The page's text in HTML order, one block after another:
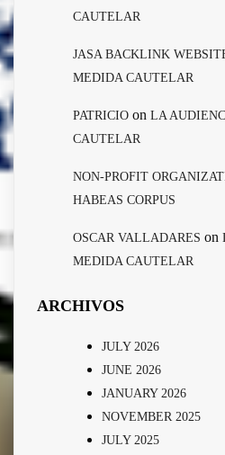
CAUTELAR
JASA BACKLINK
MEDIDA CAUTELAR
PATRICIO on LA
CAUTELAR
NON-PROFIT
HABEAS CORPUS
OSCAR VALLADARES on
MEDIDA CAUTELAR
ARCHIVOS
JULY 2026
JUNE 2026
JANUARY 2026
NOVEMBER 2025
JULY 2025